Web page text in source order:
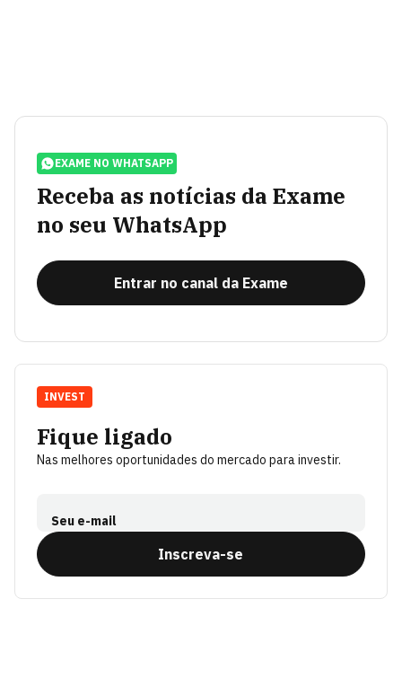
EXAME NO WHATSAPP
Receba as notícias da Exame
no seu WhatsApp
Entrar no canal da Exame
Fique ligado
Nas melhores oportunidades do mercado para investir.
Seu e-mail
Inscreva-se
INVEST